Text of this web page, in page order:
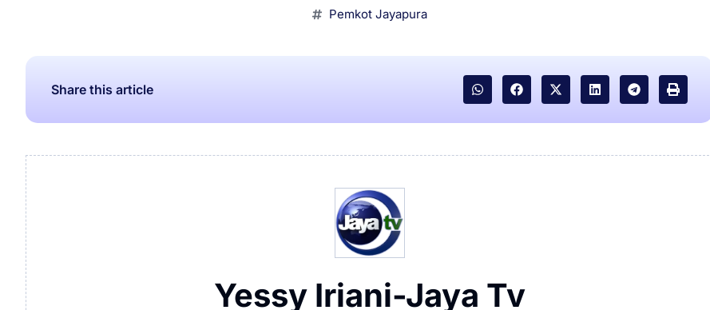
Pemkot Jayapura
Share this article
Yessy Iriani-Jaya Tv